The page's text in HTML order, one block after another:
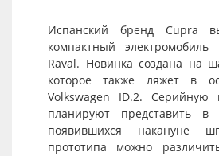
Испанский бренд Cupra
компактный
Raval. Новинка создана на
которое также ляжет в
Volkswagen ID.2. Серийную
планируют представить
появившихся накануне
прототипа можно